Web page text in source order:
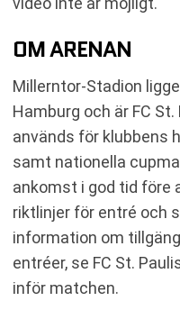
OM ARENAN
Millerntor-Stadion
Hamburg och är FC
används för klubbens
samt nationella
ankomst i god tid före
riktlinjer för entré och
information om
entréer, se FC St.
inför matchen.